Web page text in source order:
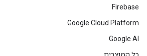
Firebase
Google Cloud Platform
Google AI